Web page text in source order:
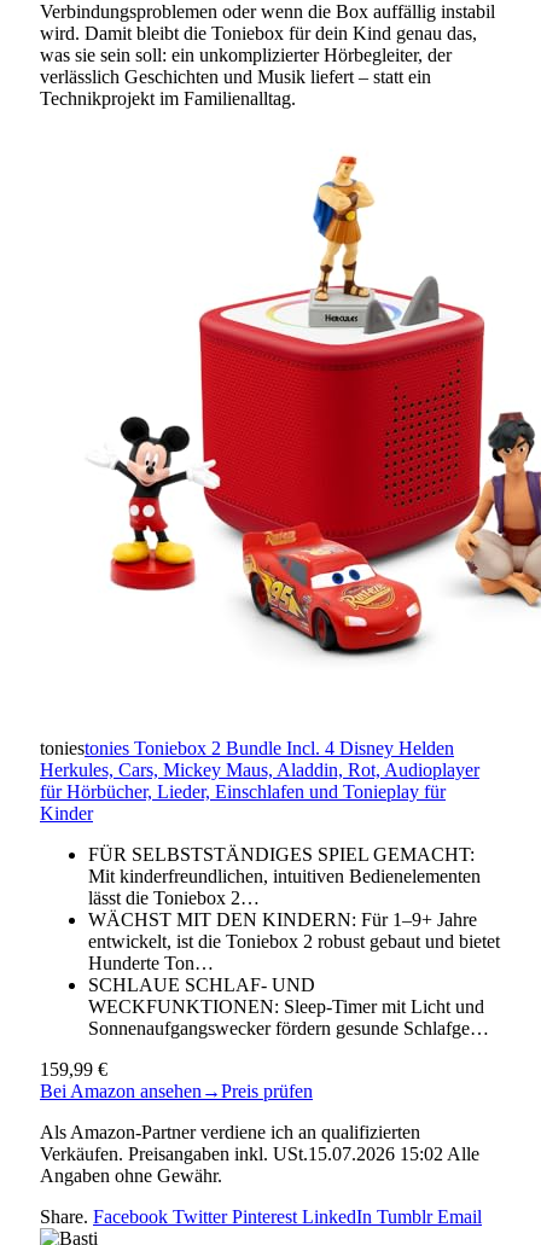
Verbindungsproblemen oder wenn die Box auffällig instabil
wird. Damit bleibt die Toniebox für dein Kind genau das,
was sie sein soll: ein unkomplizierter Hörbegleiter, der
verlässlich Geschichten und Musik liefert – statt ein
Technikprojekt im Familienalltag.
toniestonies Toniebox 2 Bundle Incl. 4 Disney Helden
Herkules, Cars, Mickey Maus, Aladdin, Rot, Audioplayer
für Hörbücher, Lieder, Einschlafen und Tonieplay für
Kinder
FÜR SELBSTSTÄNDIGES SPIEL GEMACHT:
Mit kinderfreundlichen, intuitiven Bedienelementen
lässt die Toniebox 2…
WÄCHST MIT DEN KINDERN: Für 1–9+ Jahre
entwickelt, ist die Toniebox 2 robust gebaut und bietet
Hunderte Ton…
SCHLAUE SCHLAF- UND
WECKFUNKTIONEN: Sleep-Timer mit Licht und
Sonnenaufgangswecker fördern gesunde Schlafge…
159,99 €
Bei Amazon ansehen →Preis prüfen
Als Amazon-Partner verdiene ich an qualifizierten
Verkäufen. Preisangaben inkl. USt.15.07.2026 15:02 Alle
Angaben ohne Gewähr.
Share. Facebook Twitter Pinterest LinkedIn Tumblr Email